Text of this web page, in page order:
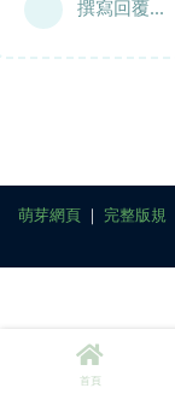
撰寫回覆...
萌芽網頁｜ 完整版規
首頁